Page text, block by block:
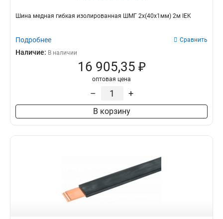
Шина медная гибкая изолированная ШМГ 2x(40x1мм) 2м IEK
Подробнее Сравнить
Наличие: В наличии
16 905,35 ₽
оптовая цена
– +
В корзину